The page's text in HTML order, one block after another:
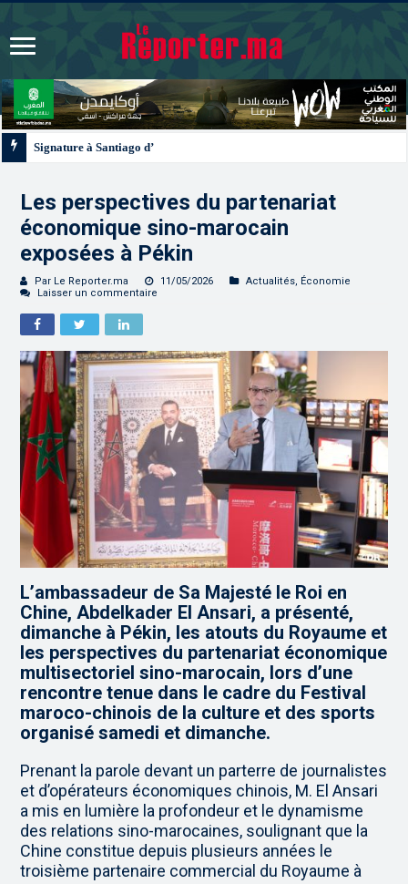
Les perspectives du partenariat
économique sino-marocain
exposées à Pékin
Par Le Reporter.ma 11/05/2026 Actualités, Économie
Laisser un commentaire
L’ambassadeur de Sa Majesté le Roi en
Chine, Abdelkader El Ansari, a présenté,
dimanche à Pékin, les atouts du Royaume et
les perspectives du partenariat économique
multisectoriel sino-marocain, lors d’une
rencontre tenue dans le cadre du Festival
maroco-chinois de la culture et des sports
organisé samedi et dimanche.
Prenant la parole devant un parterre de journalistes
et d’opérateurs économiques chinois, M. El Ansari
a mis en lumière la profondeur et le dynamisme
des relations sino-marocaines, soulignant que la
Chine constitue depuis plusieurs années le
troisième partenaire commercial du Royaume à